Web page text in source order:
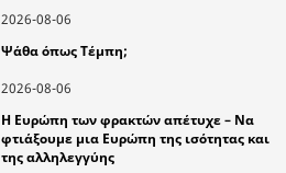
2026-08-06
Ψάθα όπως Τέμπη;
2026-08-06
Η Ευρώπη των φρακτών απέτυχε – Να
φτιάξουμε μια Ευρώπη της ισότητας και
της αλληλεγγύης